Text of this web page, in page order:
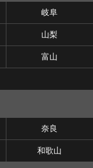
岐阜
山梨
富山
奈良
和歌山